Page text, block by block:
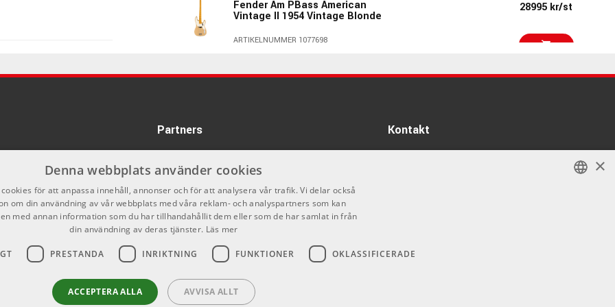
Huvudet är utrustat med vintageinspirerade "lollipop"-
14990 kr
20944 kr/st
14649 kr
Fender Am PBass American
Vintage II 1954 Vintage Blonde
ARTIKELNUMMER 1077698
28995 kr/st
Fender Jazz Bass 1974 RW 3- 42900 kr/st
Squier Classic Vibe 60s Mustang
Bass Olympic White
ARTIKELNUMMER 1062229
Ibanez EHB1000 Arctic Ocean
Matte
Fender Player II Mustang Bass PJ
Rw Hialeah Yellow
Partners Kontakt
Helgdagar
×
Denna webbplats använder cookies
för att anpassa innehåll, annonser och för att analysera vår trafik. Vi delar också
om din användning av vår webbplats med våra reklam- och analyspartners som kan
med annan information som du har tillhandahållit dem eller som de har samlat in från
din användning av deras tjänster. Läs mer
PRESTANDA INRIKTNING FUNKTIONER OKLASSIFICERADE
ACCEPTERA ALLA AVVISA ALLT